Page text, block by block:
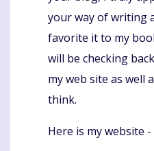
your way of writing
favorite it to my
will be checking
my web site as well
think.
Here is my website -